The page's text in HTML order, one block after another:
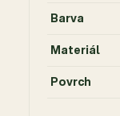
Barva
Materiál
Povrch